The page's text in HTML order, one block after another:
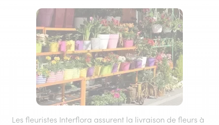
Les fleuristes Interflora assurent la livraison de fleurs à